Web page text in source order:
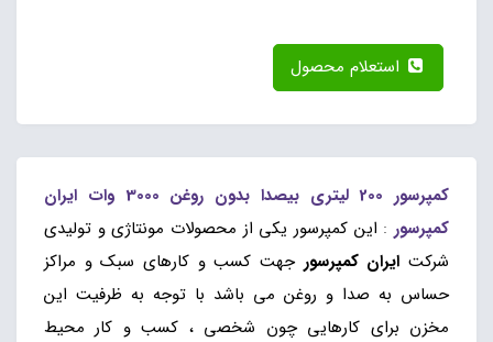
کمپرسور 200 لیتری بیصدا بدون روغن 3000 وات ایران
کمپرسور : این کمپرسور یکی از محصولات مونتاژی و تولیدی
شرکت ایران کمپرسور جهت کسب و کارهای سبک و مراکز
حساس به صدا و روغن می باشد با توجه به ظرفیت این
مخزن برای کارهایی چون شخصی ، کسب و کار محیط